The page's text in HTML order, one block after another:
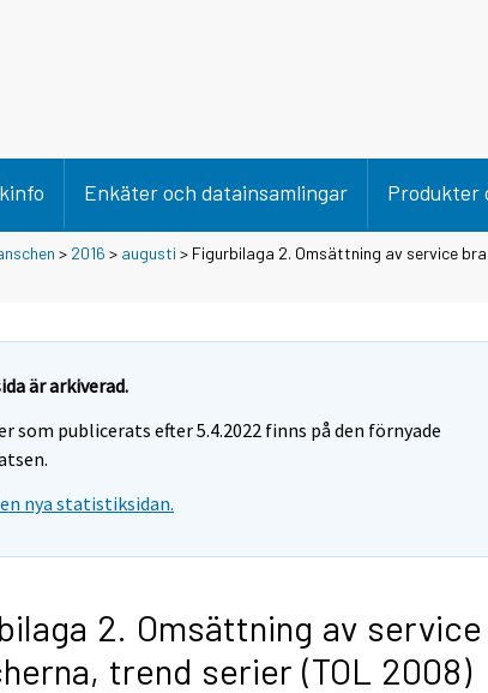
Enkäter och datainsamlingar Produkter
> 2016 > augusti > Figurbilaga 2. Omsättning av service
är arkiverad.
som publicerats efter 5.4.2022 finns på den förnyade
nya statistiksidan.
2. Omsättning av service
trend serier (TOL 2008)